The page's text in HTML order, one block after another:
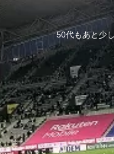
50代もあと少